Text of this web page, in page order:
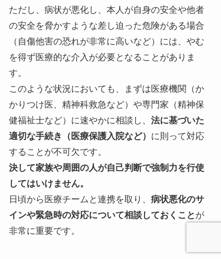
ただし、病状が悪化し、本人が自身の安全や他者
の安全を脅かすような差し迫った危険がある場合
（自傷他害の恐れが非常に高いなど）には、やむ
を得ず医療的な介入が必要となることがありま
す。
このような状況においても、まずは医療機関（か
かりつけ医、精神科救急など）や専門家（精神保
健福祉士など）に速やかに相談し、 法に基づいた
適切な手続き（医療保護入院など） に則って対応
することが不可欠です。
決して家族や周囲の人が自己判断で強制力を行使
してはいけません。
日頃から医療チームと連携を取り、 病状悪化のサ
インや緊急時の対応について相談しておくこと が
非常に重要です。